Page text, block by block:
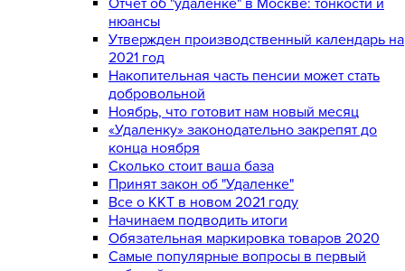
нюансы
Утвержден производственный календарь на
2021 год
Накопительная часть пенсии может стать
добровольной
Ноябрь, что готовит нам новый месяц
«Удаленку» законодательно закрепят до
конца ноября
Сколько стоит ваша база
Принят закон об "Удаленке"
Все о ККТ в новом 2021 году
Начинаем подводить итоги
Обязательная маркировка товаров 2020
Самые популярные вопросы в первый